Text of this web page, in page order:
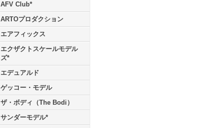
AFV Club*
ARTOプロダクション
エアフィックス
エクザクトスケールモデル
ズ*
エデュアルド
ゲッコー・モデル
ザ・ボディ（The Bodi）
サンダーモデル*